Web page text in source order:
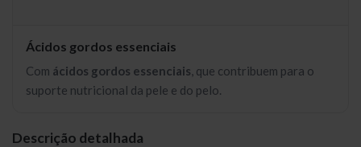
Ácidos gordos essenciais
Com ácidos gordos essenciais , que contribuem para o
suporte nutricional da pele e do pelo.
Descrição detalhada